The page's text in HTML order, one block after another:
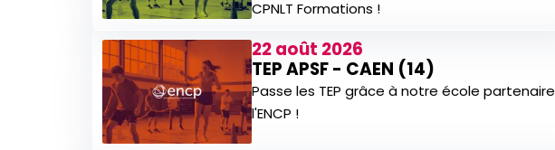
CPNLT Formations !
22 août 2026
TEP APSF - CAEN (14)
Passe les TEP grâce à notre école partenaire
l'ENCP !